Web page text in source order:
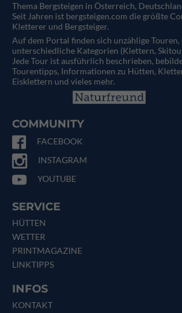
Thema Bergsteigen in Österreich,
Seit Jahren ist bergsteigen.com die größte
Kletterer und Bergsteiger.
Auf dem Portal finden sich unzählige
unterschiedliche Kategorien (Klettern,
Jede Tour ist ausführlich beschrieben,
Tourentipps, Informationen zu Hütten,
Eisklettern und vieles mehr.
COMMUNITY
FACEBOOK
INSTAGRAM
YOUTUBE
SERVICE
HÜTTEN
WETTER
PRINTMAGAZINE
LINKTIPPS
INFOS
KONTAKT